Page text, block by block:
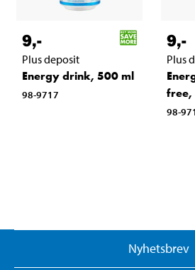
9,-
Plus deposit
Energy drink, 500 ml
98-9717
9,-
Plus
free,
98-
Nyhetsbrev